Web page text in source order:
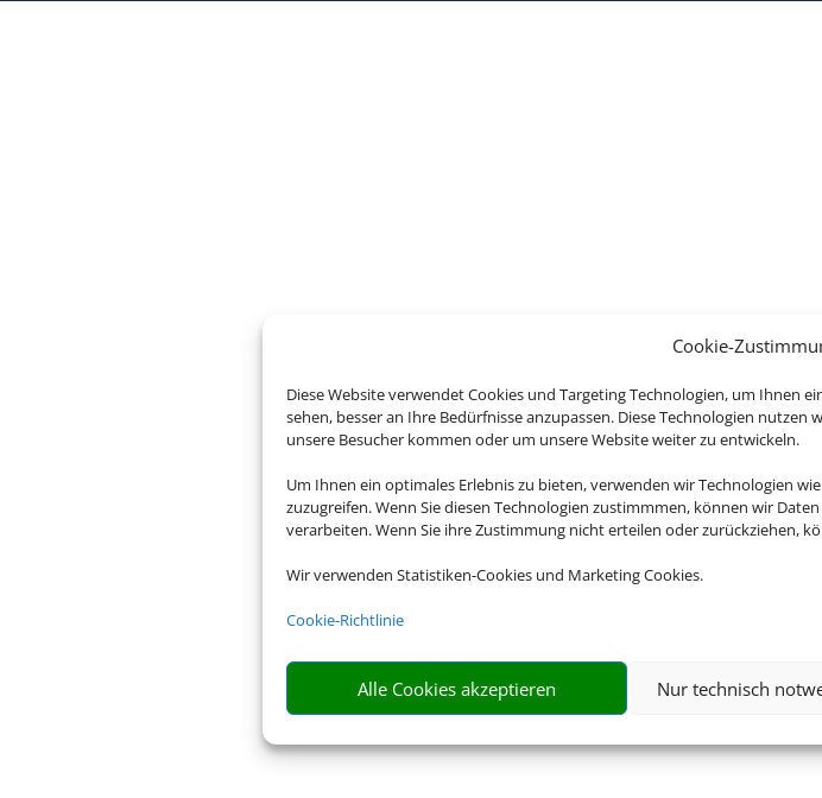
Cookie-
Diese Website verwendet Cookies und Targeting Technologien, um Ihnen
sehen, besser an Ihre Bedürfnisse anzupassen. Diese Technologien
unsere Besucher kommen oder um unsere Website weiter zu entwickeln.
Um Ihnen ein optimales Erlebnis zu bieten, verwenden wir Technologien
zuzugreifen. Wenn Sie diesen Technologien zustimmmen, können wir
verarbeiten. Wenn Sie ihre Zustimmung nicht erteilen oder zurückziehen,
Wir verwenden Statistiken-Cookies und Marketing Cookies.
Cookie-Richtlinie
Alle Cookies akzeptieren Nur technisch